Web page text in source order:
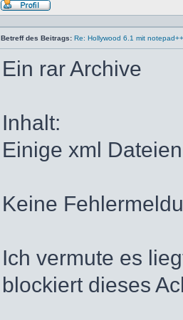
Profil
Betreff des Beitrags: Re: Hollywood 6.1 mit notepad++
Ein rar Archive
Inhalt:
Einige xml
Keine
Ich vermute es
blockiert dieses